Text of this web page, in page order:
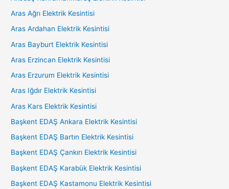
Aras Ağrı Elektrik Kesintisi
Aras Ardahan Elektrik Kesintisi
Aras Bayburt Elektrik Kesintisi
Aras Erzincan Elektrik Kesintisi
Aras Erzurum Elektrik Kesintisi
Aras Iğdır Elektrik Kesintisi
Aras Kars Elektrik Kesintisi
Başkent EDAŞ Ankara Elektrik Kesintisi
Başkent EDAŞ Bartın Elektrik Kesintisi
Başkent EDAŞ Çankırı Elektrik Kesintisi
Başkent EDAŞ Karabük Elektrik Kesintisi
Başkent EDAŞ Kastamonu Elektrik Kesintisi